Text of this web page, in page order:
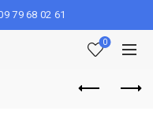
79 68 02 61
0